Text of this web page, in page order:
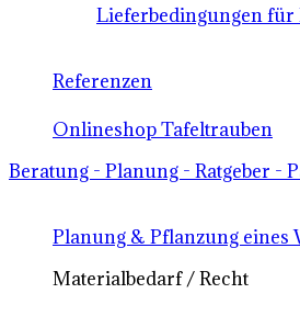
Lieferbedingungen für
Referenzen
Onlineshop Tafeltrauben
Beratung - Planung - Ratgeber -
Planung & Pflanzung eines
Materialbedarf / Recht